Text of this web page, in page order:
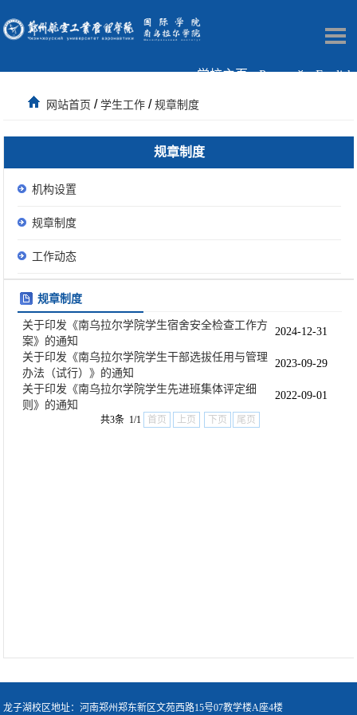
学校主页 Русский English
网站首页 /学生工作 /规章制度
规章制度
机构设置
规章制度
工作动态
规章制度
关于印发《南乌拉尔学院学生宿舍安全检查工作方
案》的通知
2024-12-31
关于印发《南乌拉尔学院学生干部选拔任用与管理
办法（试行）》的通知
2023-09-29
关于印发《南乌拉尔学院学生先进班集体评定细
则》的通知
2022-09-01
共3条 1/1 首页 上页 下页 尾页
龙子湖校区地址：河南郑州郑东新区文苑西路15号07教学楼A座4楼